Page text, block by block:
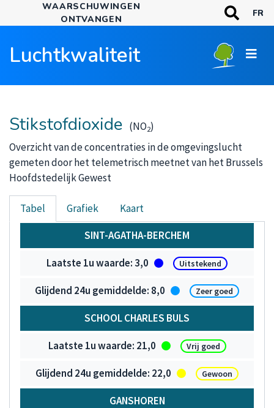
Overslaan
en
de
gaan
WAARSCHUWINGEN
ONTVANGEN
Zoeken
FR
Luchtkwaliteit
Stikstofdioxide (NO2)
Overzicht van de concentraties in de omgevingslucht
gemeten door het telemetrisch meetnet van het Brussels
Hoofdstedelijk Gewest
Tabel Grafiek
Kaart
StikstofdioxideSINT-AGATHA-BERCHEM
3,0 Uitstekend
8,0 Zeer goed
SCHOOL CHARLES BULS
21,0 Vrij goed
22,0 Gewoon
GANSHOREN